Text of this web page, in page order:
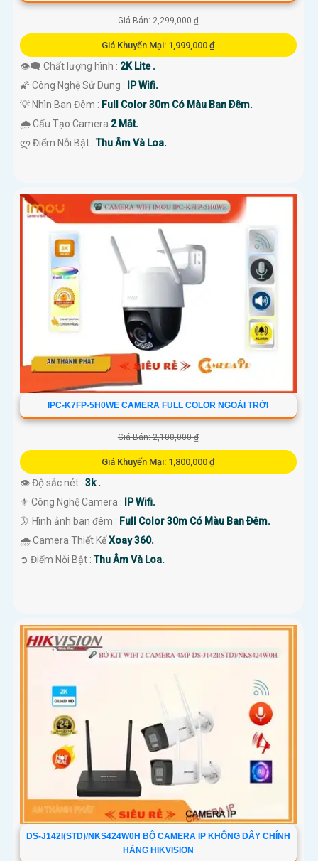
Giá Bán: 2,299,000 ₫
Giá Khuyến Mại: 1,999,000 ₫
👁️‍🗨 Chất lượng hình : 2K Lite .
🌠 Công Nghệ Sử Dụng :
IP Wifi.
💡 Nhìn Ban Đêm : Full Color 30m Có Màu Ban Ðêm.
🌧️ Cấu Tạo Camera 2 Mắt.
️ლ Điểm Nỗi Bật :Thu Âm Và Loa.
IPC-K7FP-5H0WE CAMERA FULL COLOR NGOÀI TRỜI
Giá Bán: 2,100,000 ₫
Giá Khuyến Mại: 1,800,000 ₫
👁 Độ sắc nét : 3k .
⚜️ Công Nghệ Camera :
IP Wifi.
🌛 Hình ảnh ban đêm : Full Color 30m Có Màu Ban Ðêm.
🌧️ Camera Thiết KếXoay 360.
️➲ Điểm Nỗi Bật :Thu Âm Và Loa.
DS-J142I(STD)/NKS424W0H BỘ CAMERA IP KHÔNG DÂY CHÍNH
HÃNG HIKVISION